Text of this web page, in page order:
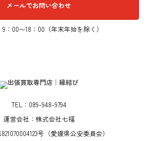
メールでお問い合わせ
：00〜18：00（年末年始を除く）
TEL：089-948-9794
運営会社：株式会社七福
号（愛媛県公安委員会）